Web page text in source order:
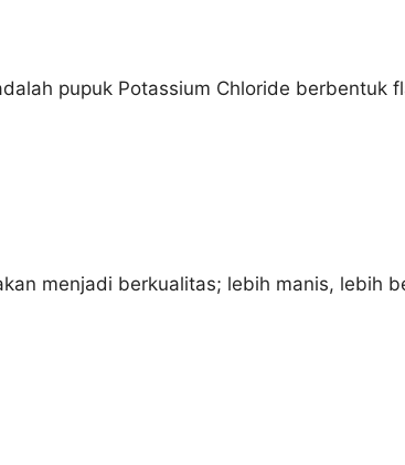
pupuk Potassium Chloride berbentuk
menjadi berkualitas; lebih manis, lebih